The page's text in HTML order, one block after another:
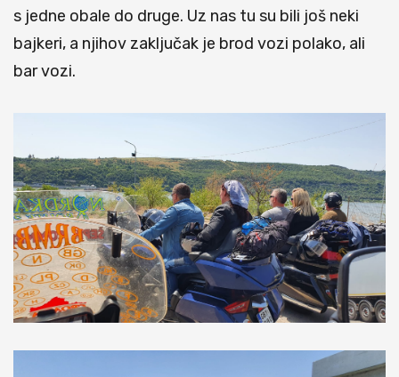
s jedne obale do druge. Uz nas tu su bili još neki
bajkeri, a njihov zaključak je brod vozi polako, ali
bar vozi.